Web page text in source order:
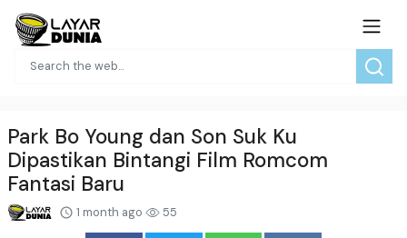
Park Bo Young dan Son Suk Ku
Dipastikan Bintangi Film Romcom
Fantasi Baru
1 month ago 55